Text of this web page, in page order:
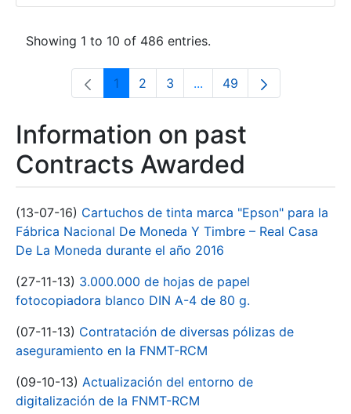
Showing 1 to 10 of 486 entries.
Page
1 Page
2 Page
3 ...Intermediate Pages Use
Page
49
Information on past
Contracts Awarded
(13-07-16) Cartuchos de tinta marca "Epson" para la
Fábrica Nacional De Moneda Y Timbre – Real Casa
De La Moneda durante el año 2016
(27-11-13) 3.000.000 de hojas de papel
fotocopiadora blanco DIN A-4 de 80 g.
(07-11-13) Contratación de diversas pólizas de
aseguramiento en la FNMT-RCM
(09-10-13) Actualización del entorno de
digitalización de la FNMT-RCM